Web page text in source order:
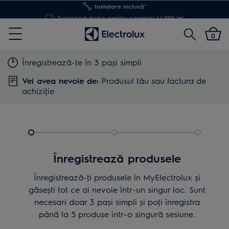
Transport inclus pentru comenzi >4.999 lei
Menu
Cautare0
Înregistrează-te în 3 pași simpli
Vei avea nevoie de: Produsul tău sau factura de
achiziţie
Înregistrează produsele
Înregistrează-ţi produsele în MyElectrolux și
găsești tot ce ai nevoie într-un singur loc. Sunt
necesari doar 3 pași simpli și poţi înregistra
până la 5 produse într-o singură sesiune.